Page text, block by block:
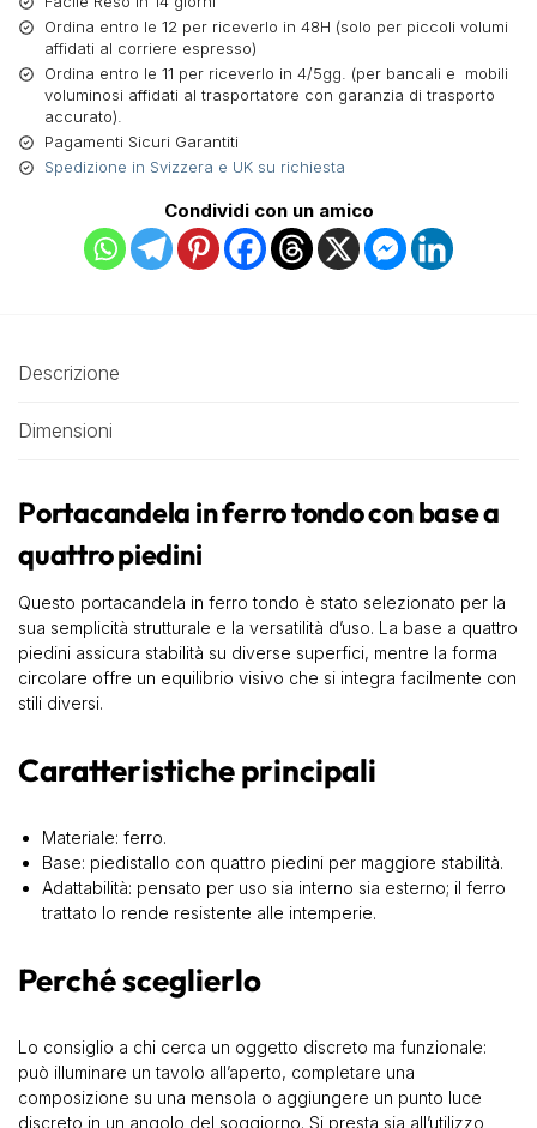
Ordina entro le 12 per riceverlo in 48H (solo per piccoli volumi
affidati al corriere espresso)
Ordina entro le 11 per riceverlo in 4/5gg. (per bancali e mobili
voluminosi affidati al trasportatore con garanzia di trasporto
accurato).
Pagamenti Sicuri Garantiti
Spedizione in Svizzera e UK su richiesta
Condividi con un amico
Descrizione
Dimensioni
Portacandela in ferro tondo con base a
quattro piedini
Questo portacandela in ferro tondo è stato selezionato per la
sua semplicità strutturale e la versatilità d’uso. La base a quattro
piedini assicura stabilità su diverse superfici, mentre la forma
circolare offre un equilibrio visivo che si integra facilmente con
stili diversi.
Caratteristiche principali
Materiale: ferro.
Base: piedistallo con quattro piedini per maggiore stabilità.
Adattabilità: pensato per uso sia interno sia esterno; il ferro
trattato lo rende resistente alle intemperie.
Perché sceglierlo
Lo consiglio a chi cerca un oggetto discreto ma funzionale:
può illuminare un tavolo all’aperto, completare una
composizione su una mensola o aggiungere un punto luce
discreto in un angolo del soggiorno. Si presta sia all’utilizzo